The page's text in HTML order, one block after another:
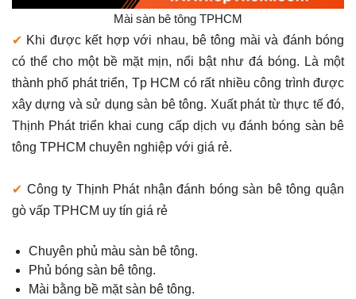
Mài sàn bê tông TPHCM
✔ Khi được kết hợp với nhau, bê tông mài và đánh bóng
có thể cho một bề mặt mịn, nổi bật như đá bóng. Là một
thành phố phát triển, Tp HCM có rất nhiều công trình được
xây dựng và sử dụng sàn bê tông. Xuất phát từ thực tế đó,
Thịnh Phát triển khai cung cấp dịch vụ đánh bóng sàn bê
tông TPHCM chuyên nghiệp với giá rẻ.
✔ Công ty Thịnh Phát nhận đánh bóng sàn bê tông quận
gò vấp TPHCM uy tín giá rẻ
Chuyên phủ màu sàn bê tông.
Phủ bóng sàn bê tông.
Mài bằng bề mặt sàn bê tông.